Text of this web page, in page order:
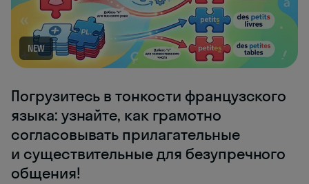
NEW
Погрузитесь в тонкости французского
языка: узнайте, как грамотно
согласовывать прилагательные
и существительные для безупречного
общения!